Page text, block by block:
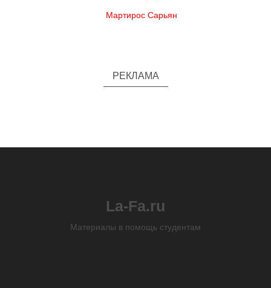
Мартирос Сарьян
РЕКЛАМА
La-Fa.ru
Материалы в помощь студентам